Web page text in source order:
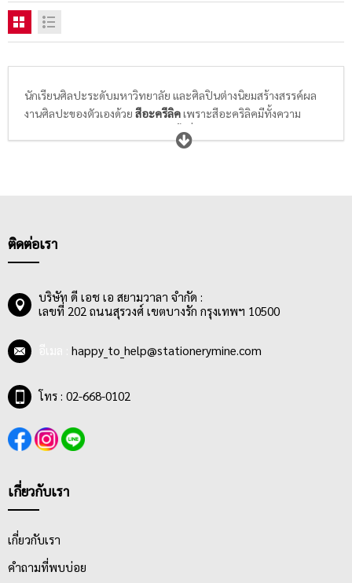
นักเรียนศิลปะระดับมหาวิทยาลัย และศิลปินต่างนิยมสร้างสรรค์ผล
งานศิลปะของตัวเองด้วย สีอะครีลิคเพราะสีอะคริลิคมีทั้งความ
โปร่งใสและทึบแสงแล้วแต่ปริมาณน้ำที่ผสมเข้าไป สีอะคริลิกยังมีส่วน
ผสมของพลาสติกโพลีเมอร์ ทำให้เวลาแห้งแล้ว จะมีความคงทน กัน
ติดต่อเรา
บริษัท ดี เอช เอ สยามวาลา จำกัด :
เลขที่ 202 ถนนสุรวงศ์ เขตบางรัก กรุงเทพฯ 10500
happy_to_help@stationerymine.com
โทร : 02-668-0102
เกี่ยวกับเรา
เกี่ยวกับเรา
คำถามที่พบบ่อย